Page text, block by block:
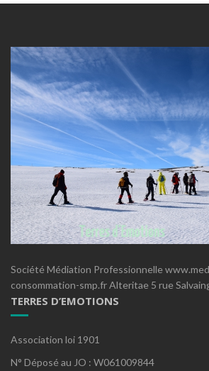
Société Médiation Professionnelle
consommation-smp.fr Alteritae 5 rue
TERRES D’EMOTIONS
Association loi 1901
N° Déposé au JO : W061009844